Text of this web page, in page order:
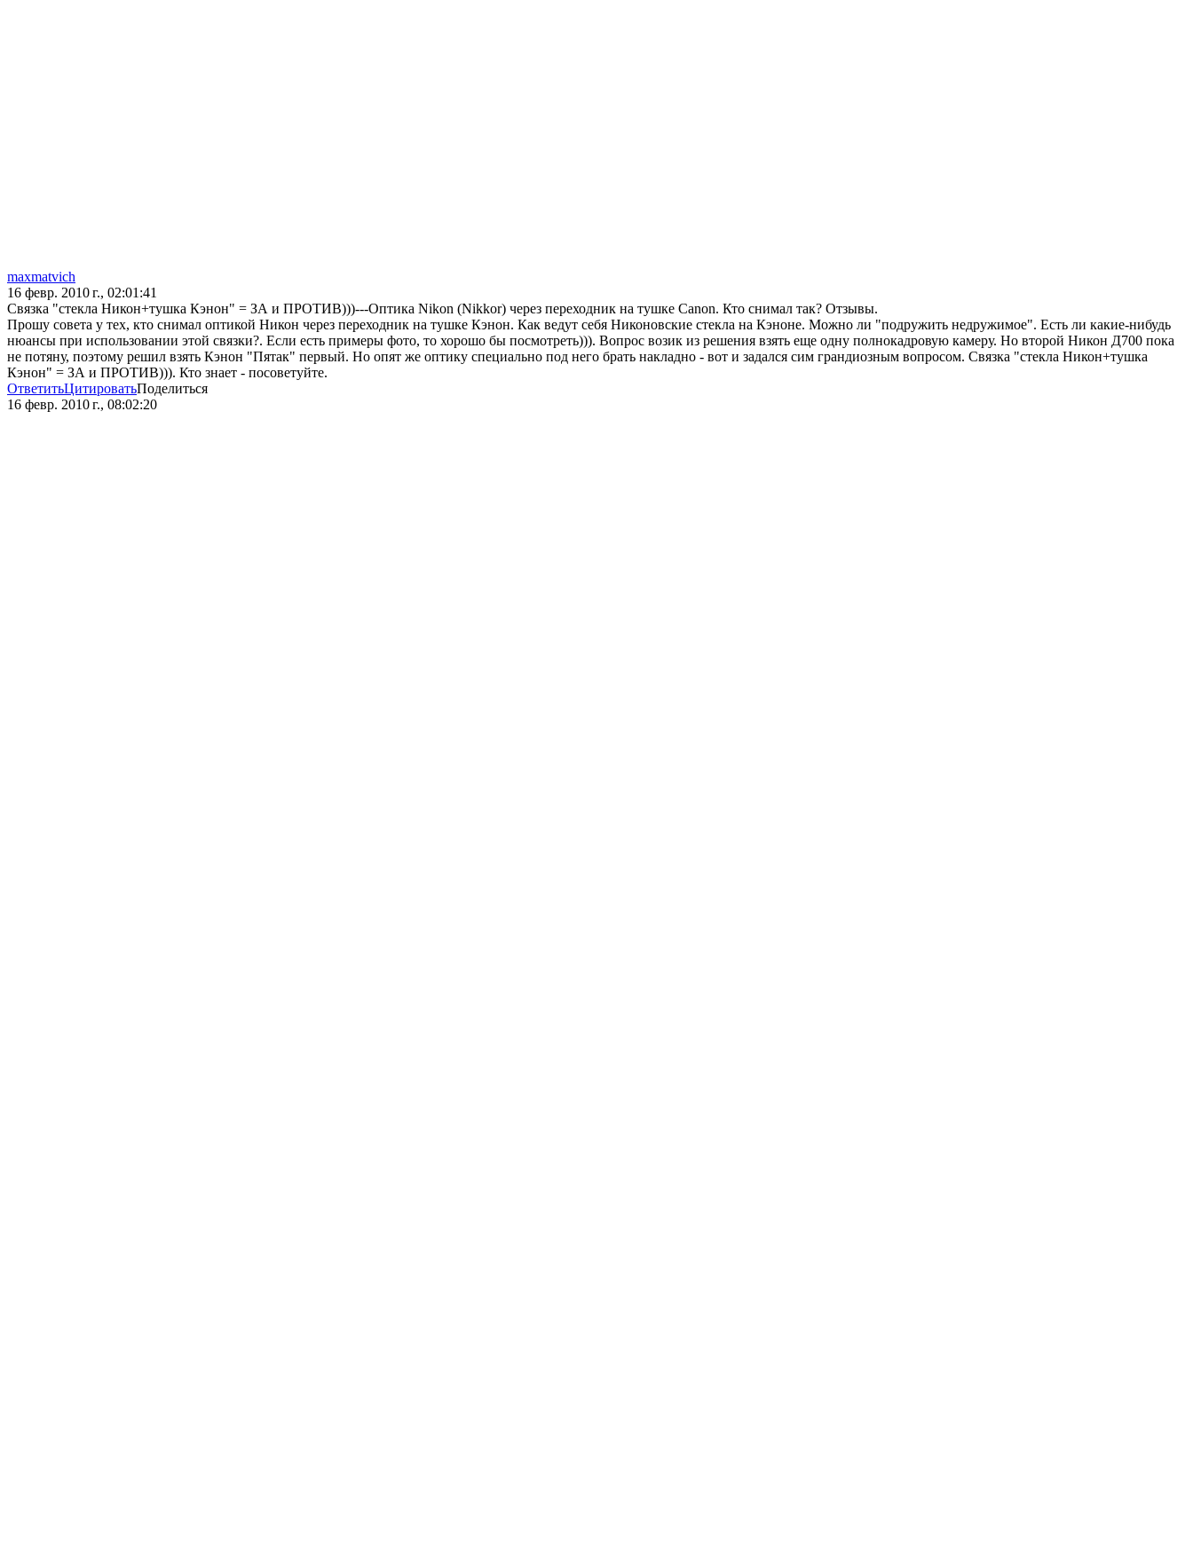
maxmatvich
16 февр. 2010 г., 02:01:41
Связка "стекла Никон+тушка Кэнон" = ЗА и ПРОТИВ)))---Оптика Nikon (Nikkor) через переходник на тушке Canon. Кто снимал так? Отзывы.
Прошу совета у тех, кто снимал оптикой Никон через переходник на тушке Кэнон. Как ведут себя Никоновские стекла на Кэноне. Можно ли "подружить недружимое". Есть ли какие-нибудь
нюансы при использовании этой связки?. Если есть примеры фото, то хорошо бы посмотреть))). Вопрос возик из решения взять еще одну полнокадровую камеру. Но второй Никон Д700 пока
не потяну, поэтому решил взять Кэнон "Пятак" первый. Но опят же оптику специально под него брать накладно - вот и задался сим грандиозным вопросом. Связка "стекла Никон+тушка
Кэнон" = ЗА и ПРОТИВ))). Кто знает - посоветуйте.
ОтветитьЦитироватьПоделиться
16 февр. 2010 г., 08:02:20